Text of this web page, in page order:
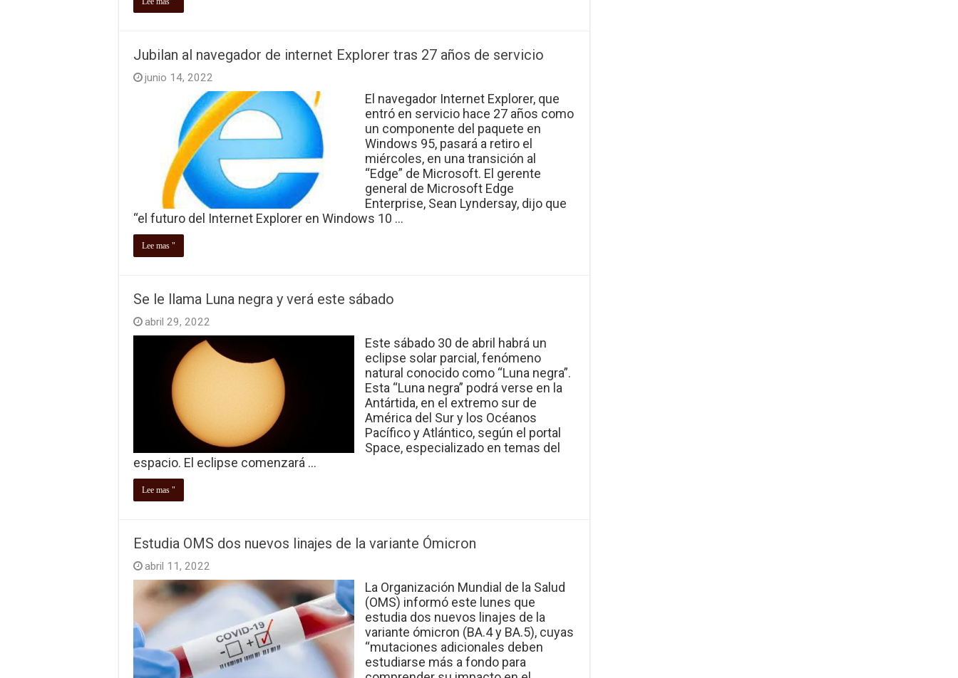
Jubilan al navegador de internet Explorer tras 27 años de servicio
junio 14, 2022
El navegador Internet Explorer, que
entró en servicio hace 27 años como
un componente del paquete en
Windows 95, pasará a retiro el
miércoles, en una transición al
“Edge” de Microsoft. El gerente
general de Microsoft Edge
Enterprise, Sean Lyndersay, dijo que
“el futuro del Internet Explorer en Windows 10 …
Lee mas "
Se le llama Luna negra y verá este sábado
abril 29, 2022
Este sábado 30 de abril habrá un
eclipse solar parcial, fenómeno
natural conocido como “Luna negra”.
Esta “Luna negra” podrá verse en la
Antártida, en el extremo sur de
América del Sur y los Océanos
Pacífico y Atlántico, según el portal
Space, especializado en temas del
espacio. El eclipse comenzará …
Lee mas "
Estudia OMS dos nuevos linajes de la variante Ómicron
abril 11, 2022
La Organización Mundial de la Salud
(OMS) informó este lunes que
estudia dos nuevos linajes de la
variante ómicron (BA.4 y BA.5), cuyas
“mutaciones adicionales deben
estudiarse más a fondo para